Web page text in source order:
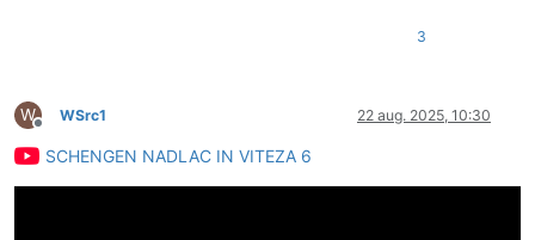
3
W
Deconectat
WSrc1 22 aug. 2025, 10:30
SCHENGEN NADLAC IN VITEZA 6